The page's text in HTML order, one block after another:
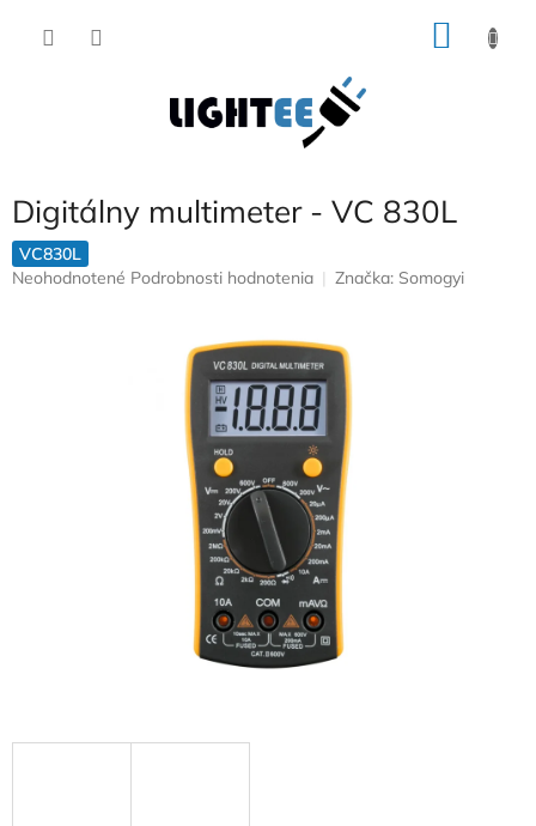
Digitálny multimeter - VC 830L
VC830L
Priemerné
Neohodnotené Podrobnosti hodnotenia Značka: Somogyi